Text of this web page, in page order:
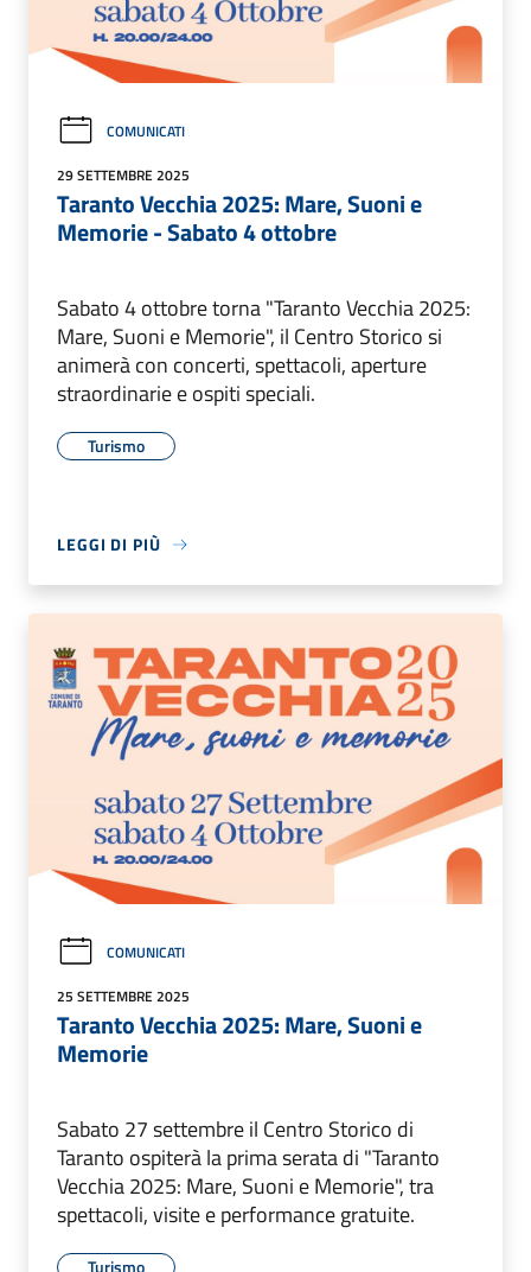
COMUNICATI
29 SETTEMBRE 2025
Taranto Vecchia 2025: Mare, Suoni e
Memorie - Sabato 4 ottobre
Sabato 4 ottobre torna "Taranto Vecchia 2025:
Mare, Suoni e Memorie", il Centro Storico si
animerà con concerti, spettacoli, aperture
straordinarie e ospiti speciali.
Turismo
LEGGI DI PIÙ
COMUNICATI
25 SETTEMBRE 2025
Taranto Vecchia 2025: Mare, Suoni e
Memorie
Sabato 27 settembre il Centro Storico di
Taranto ospiterà la prima serata di "Taranto
Vecchia 2025: Mare, Suoni e Memorie", tra
spettacoli, visite e performance gratuite.
Turismo